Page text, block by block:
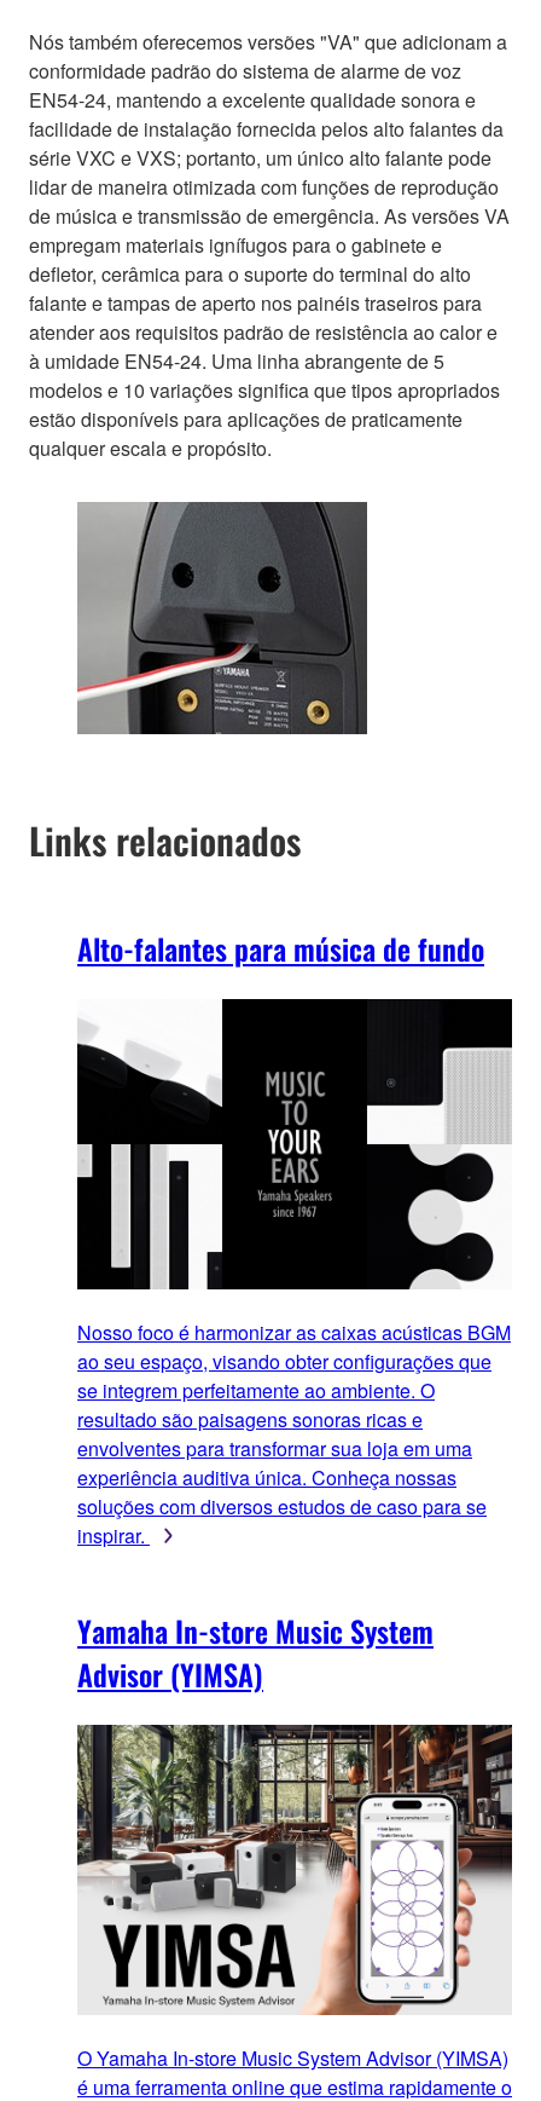
Nós também oferecemos versões "VA" que adicionam a
conformidade padrão do sistema de alarme de voz
EN54-24, mantendo a excelente qualidade sonora e
facilidade de instalação fornecida pelos alto falantes da
série VXC e VXS; portanto, um único alto falante pode
lidar de maneira otimizada com funções de reprodução
de música e transmissão de emergência. As versões VA
empregam materiais ignífugos para o gabinete e
defletor, cerâmica para o suporte do terminal do alto
falante e tampas de aperto nos painéis traseiros para
atender aos requisitos padrão de resistência ao calor e
à umidade EN54-24. Uma linha abrangente de 5
modelos e 10 variações significa que tipos apropriados
estão disponíveis para aplicações de praticamente
qualquer escala e propósito.
Links relacionados
Alto-falantes para música de fundo
Nosso foco é harmonizar as caixas acústicas BGM
ao seu espaço, visando obter configurações que
se integrem perfeitamente ao ambiente. O
resultado são paisagens sonoras ricas e
envolventes para transformar sua loja em uma
experiência auditiva única. Conheça nossas
soluções com diversos estudos de caso para se
inspirar.
Yamaha In-store Music System
Advisor (YIMSA)
O Yamaha In-store Music System Advisor (YIMSA)
é uma ferramenta online que estima rapidamente o